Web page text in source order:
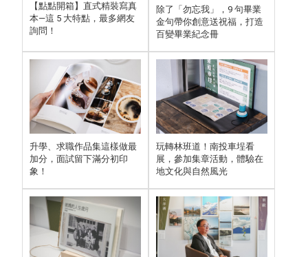
【點點開箱】直式精裝寫真
本—這 5 大特點，最多網友
詢問！
除了「勿忘我」，9 句畢業
金句帶你創意送祝福，打造
百變畢業紀念冊
升學、求職作品集這樣做最
加分，面試留下滿分初印
象！
玩轉林班道！南投車埕看
展，參加集章活動，體驗在
地文化與自然風光